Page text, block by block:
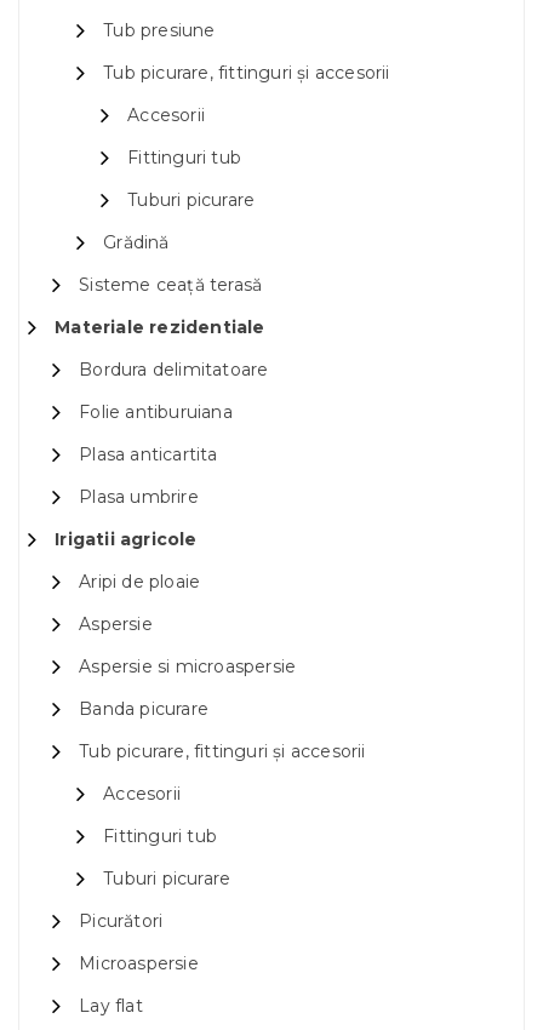
Tub presiune
Tub picurare, fittinguri și accesorii
Accesorii
Fittinguri tub
Tuburi picurare
Grădină
Sisteme ceață terasă
Materiale rezidentiale
Bordura delimitatoare
Folie antiburuiana
Plasa anticartita
Plasa umbrire
Irigatii agricole
Aripi de ploaie
Aspersie
Aspersie si microaspersie
Banda picurare
Tub picurare, fittinguri și accesorii
Accesorii
Fittinguri tub
Tuburi picurare
Picurători
Microaspersie
Lay flat